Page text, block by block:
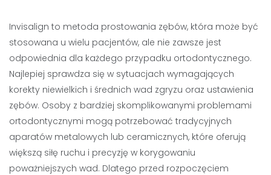
Invisalign to metoda prostowania zębów, która może być
stosowana u wielu pacjentów, ale nie zawsze jest
odpowiednia dla każdego przypadku ortodontycznego.
Najlepiej sprawdza się w sytuacjach wymagających
korekty niewielkich i średnich wad zgryzu oraz ustawienia
zębów. Osoby z bardziej skomplikowanymi problemami
ortodontycznymi mogą potrzebować tradycyjnych
aparatów metalowych lub ceramicznych, które oferują
większą siłę ruchu i precyzję w korygowaniu
poważniejszych wad. Dlatego przed rozpoczęciem